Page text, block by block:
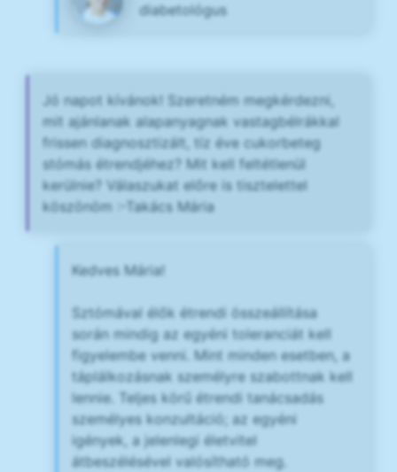
diabetológus
Jó napot kívánok! Szeretném megkérdezni,
mit ajánlanak alapanyagnak vastagbélrákkal
frissen diagnosztizált, tíz éve cukorbeteg
stómás étrendjéhez? Mit kell feltétlenül
kerülnie? Válaszukat előre is tisztelettel
köszönöm :-Takács Mária
Kedves Mária!
Sztómával élők étrendi összeállítása
során mindig az egyéni toleranciát kell
figyelembe venni. Mint minden esetben, a
táplálkozásnak személyre szabottnak kell
lennie. Teljes körű étrendi tanácsadás
személyes konzultáció; az egyéni
igények, a jelenlegi életvitel
átbeszélésével valósítható meg.